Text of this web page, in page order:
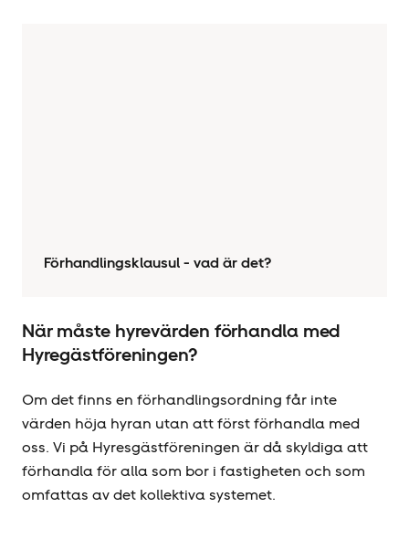
Förhandlingsklausul - vad är det?
När måste hyrevärden förhandla med
Hyregästföreningen?
Om det finns en förhandlingsordning får inte
värden höja hyran utan att först förhandla med
oss. Vi på Hyresgäst­föreningen är då skyldiga att
förhandla för alla som bor i fastigheten och som
omfattas av det kollektiva systemet.